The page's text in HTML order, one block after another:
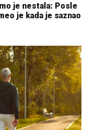
je nestala: Posle
je kada je saznao